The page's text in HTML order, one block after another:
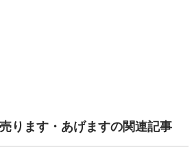
ります・あげますの関連記事